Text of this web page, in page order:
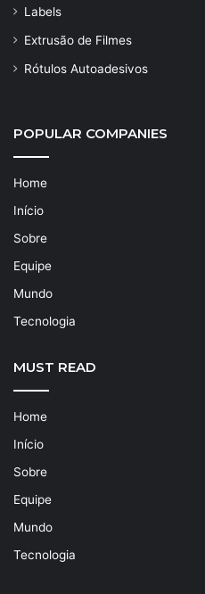
Labels
Extrusão de Filmes
Rótulos Autoadesivos
POPULAR COMPANIES
Home
Início
Sobre
Equipe
Mundo
Tecnologia
MUST READ
Home
Início
Sobre
Equipe
Mundo
Tecnologia